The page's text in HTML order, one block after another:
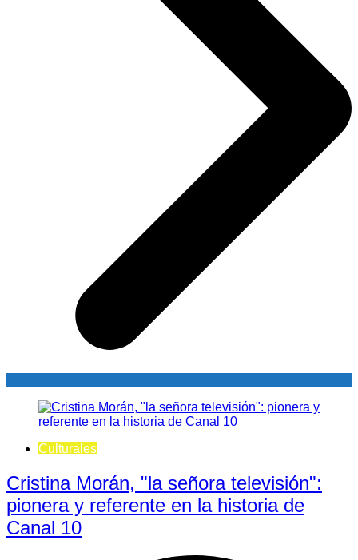
Culturales
Cristina Morán, "la señora televisión":
pionera y referente en la historia de
Canal 10